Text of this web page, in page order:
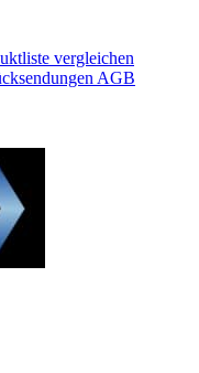
vergleichen
AGB